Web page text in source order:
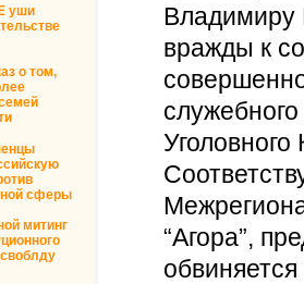
уши
о том,
сферы
митинг
Владимиру
вражды к
“Агора”,